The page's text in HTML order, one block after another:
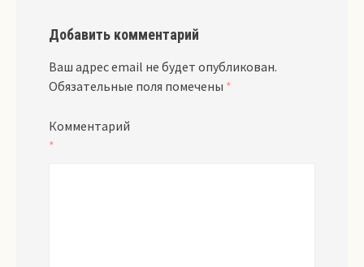
Добавить комментарий
Ваш адрес email не будет опубликован.
Обязательные поля помечены *
Комментарий
*